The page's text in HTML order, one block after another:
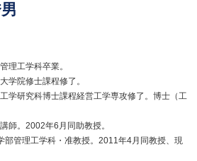
理工学科卒業。
学院修士課程修了。
学研究科博士課程経営工学専攻修了。博士（工
師。2002年6月同助教授。
部管理工学科・准教授。2011年4月同教授、現